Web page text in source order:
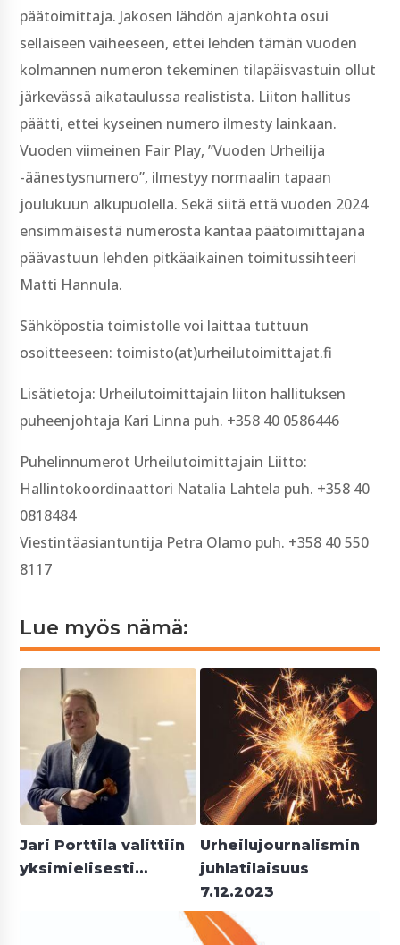
päätoimittaja. Jakosen lähdön ajankohta osui
sellaiseen vaiheeseen, ettei lehden tämän vuoden
kolmannen numeron tekeminen tilapäisvastuin ollut
järkevässä aikataulussa realistista. Liiton hallitus
päätti, ettei kyseinen numero ilmesty lainkaan.
Vuoden viimeinen Fair Play, ”Vuoden Urheilija
-äänestysnumero”, ilmestyy normaalin tapaan
joulukuun alkupuolella. Sekä siitä että vuoden 2024
ensimmäisestä numerosta kantaa päätoimittajana
päävastuun lehden pitkäaikainen toimitussihteeri
Matti Hannula.
Sähköpostia toimistolle voi laittaa tuttuun
osoitteeseen: toimisto(at)urheilutoimittajat.fi
Lisätietoja: Urheilutoimittajain liiton hallituksen
puheenjohtaja Kari Linna puh. +358 40 0586446
Puhelinnumerot Urheilutoimittajain Liitto:
Hallintokoordinaattori Natalia Lahtela puh. +358 40
0818484
Viestintäasiantuntija Petra Olamo puh. +358 40 550
8117
Lue myös nämä:
Jari Porttila valittiin
yksimielisesti…
Urheilujournalismin
juhlatilaisuus
7.12.2023